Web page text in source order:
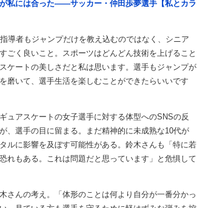
私には合った――サッカー・仲田歩夢選手【私とカラ
導者もジャンプだけを教え込むのではなく、シニア
ごく良いこと。スポーツはどんどん技術を上げること
ケートの美しさだと私は思います。選手もジャンプが
磨いて、選手生活を楽しむことができたらいいです
アスケートの女子選手に対する体型へのSNSの反
、選手の目に留まる。まだ精神的に未成熟な10代が
ルに影響を及ぼす可能性がある。鈴木さんも「特に若
れもある。これは問題だと思っています」と危惧して
んの考え。「体形のことは何より自分が一番分かっ